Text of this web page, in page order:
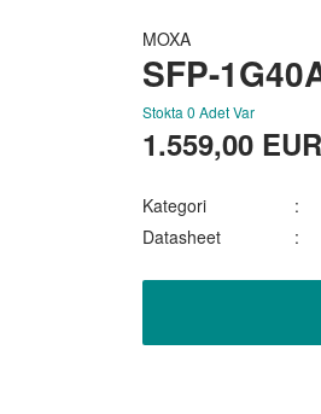
MOXA
SFP-
Stokta 0 Adet Var
1.559,00
Kategori
Datasheet